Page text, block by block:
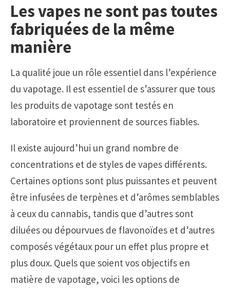
Les vapes ne sont pas toutes
fabriquées de la même
manière
La qualité joue un rôle essentiel dans l’expérience
du vapotage. Il est essentiel de s’assurer que tous
les produits de vapotage sont testés en
laboratoire et proviennent de sources fiables.
Il existe aujourd’hui un grand nombre de
concentrations et de styles de vapes différents.
Certaines options sont plus puissantes et peuvent
être infusées de terpènes et d’arômes semblables
à ceux du cannabis, tandis que d’autres sont
diluées ou dépourvues de flavonoïdes et d’autres
composés végétaux pour un effet plus propre et
plus doux. Quels que soient vos objectifs en
matière de vapotage, voici les options de